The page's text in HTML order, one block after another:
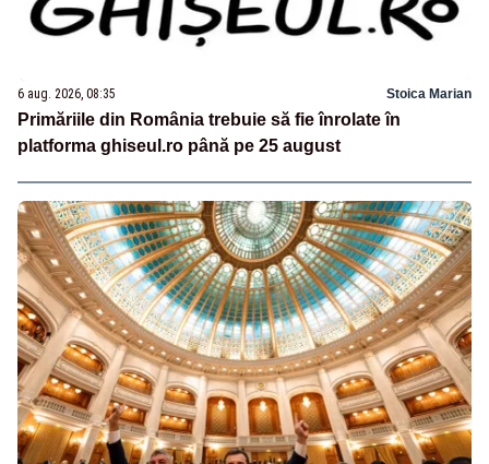
6 aug. 2026, 08:35 Stoica Marian
Primăriile din România trebuie să fie înrolate în
platforma ghiseul.ro până pe 25 august